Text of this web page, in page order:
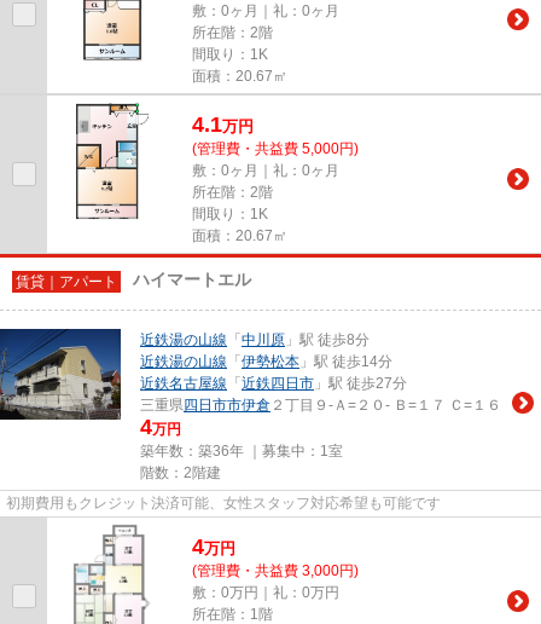
敷：0ヶ月｜礼：0ヶ月
所在階：2階
間取り：1K
面積：20.67㎡
4.1万円
(管理費・共益費 5,000円)
敷：0ヶ月｜礼：0ヶ月
所在階：2階
間取り：1K
面積：20.67㎡
賃貸｜アパート ハイマートエル
近鉄湯の山線 「 中川原 」駅 徒歩8分
近鉄湯の山線 「 伊勢松本 」駅 徒歩14分
近鉄名古屋線 「 近鉄四日市 」駅 徒歩27分
三重県四日市市伊倉 ２丁目９-Ａ=２０- Ｂ=１７ Ｃ=１６
4万円
築年数：築36年 ｜募集中： 1室
階数：2階建
初期費用もクレジット決済可能、女性スタッフ対応希望も可能です
4万円
(管理費・共益費 3,000円)
敷：0万円｜礼：0万円
所在階：1階